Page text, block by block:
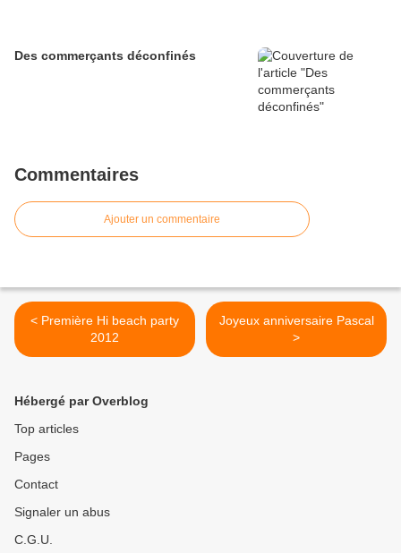
Des commerçants déconfinés
Commentaires
Ajouter un commentaire
< Première Hi beach party
2012
Joyeux anniversaire Pascal
>
Hébergé par Overblog
Top articles
Pages
Contact
Signaler un abus
C.G.U.